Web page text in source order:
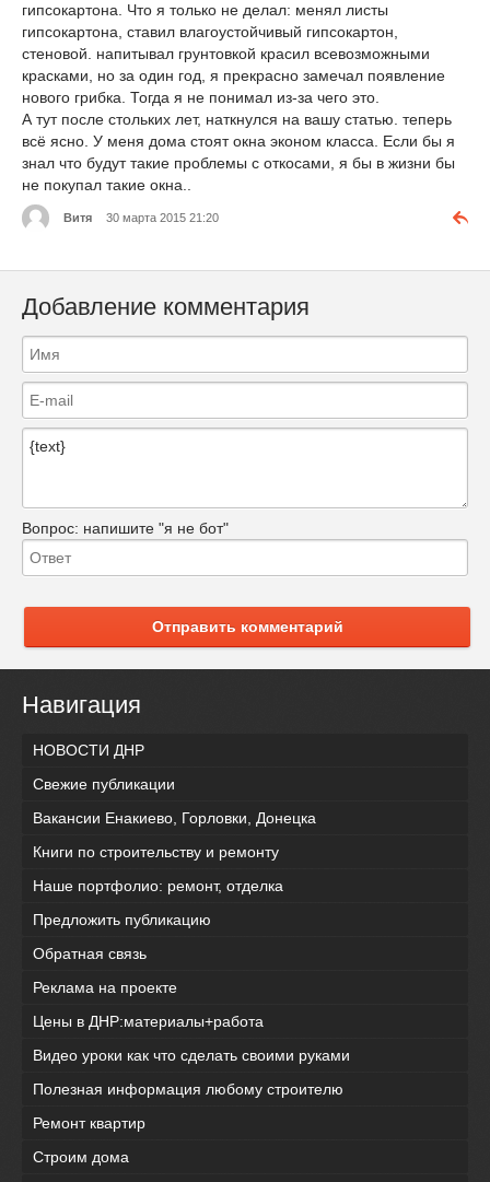
гипсокартона. Что я только не делал: менял листы
гипсокартона, ставил влагоустойчивый гипсокартон,
стеновой. напитывал грунтовкой красил всевозможными
красками, но за один год, я прекрасно замечал появление
нового грибка. Тогда я не понимал из-за чего это.
А тут после стольких лет, наткнулся на вашу статью. теперь
всё ясно. У меня дома стоят окна эконом класса. Если бы я
знал что будут такие проблемы с откосами, я бы в жизни бы
не покупал такие окна..
Витя 30 марта 2015 21:20
Добавление комментария
Вопрос: напишите "я не бот"
Отправить комментарий
Навигация
НОВОСТИ ДНР
Свежие публикации
Вакансии Енакиево, Горловки, Донецка
Книги по строительству и ремонту
Наше портфолио: ремонт, отделка
Предложить публикацию
Обратная связь
Реклама на проекте
Цены в ДНР:материалы+работа
Видео уроки как что сделать своими руками
Полезная информация любому строителю
Ремонт квартир
Строим дома